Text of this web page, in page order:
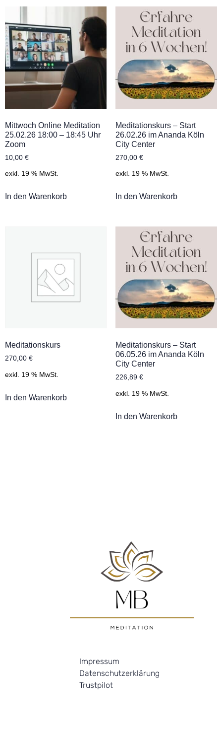
Mittwoch Online Meditation
25.02.26 18:00 – 18:45 Uhr
Zoom
10,00 €
exkl. 19 % MwSt.
In den Warenkorb
Meditationskurs – Start
26.02.26 im Ananda Köln
City Center
270,00 €
exkl. 19 % MwSt.
In den Warenkorb
Meditationskurs
270,00 €
exkl. 19 % MwSt.
In den Warenkorb
Meditationskurs – Start
06.05.26 im Ananda Köln
City Center
226,89 €
exkl. 19 % MwSt.
In den Warenkorb
Impressum
Datenschutzerklärung
Trustpilot